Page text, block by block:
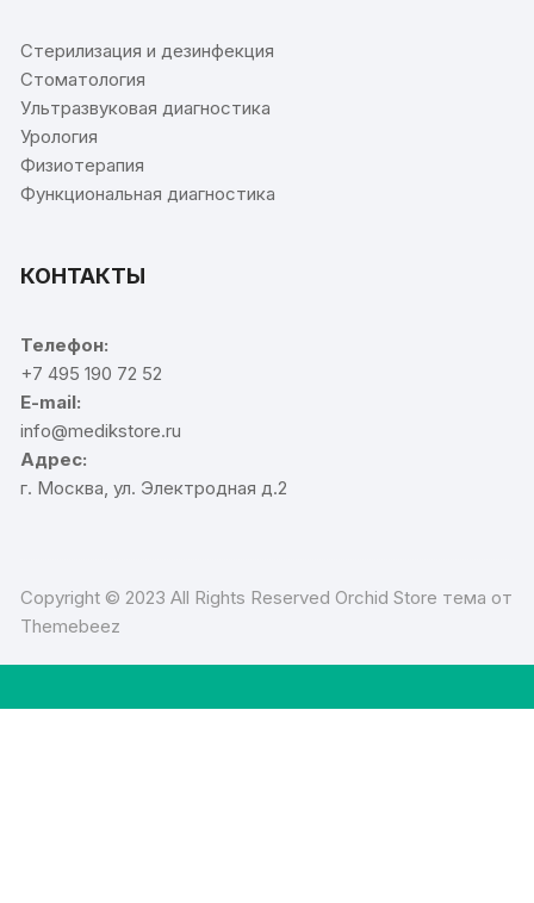
Стерилизация и дезинфекция
Стоматология
Ультразвуковая диагностика
Урология
Физиотерапия
Функциональная диагностика
КОНТАКТЫ
Телефон:
+7 495 190 72 52
E-mail:
info@medikstore.ru
Адрес:
г. Москва, ул. Электродная д.2
Copyright © 2023 All Rights Reserved Orchid Store тема от
Themebeez